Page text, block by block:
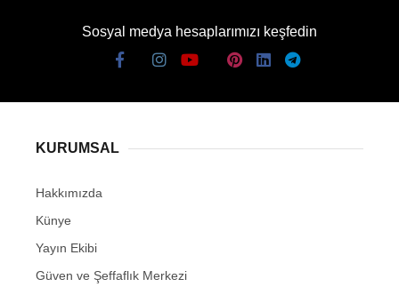
Sosyal medya hesaplarımızı keşfedin
KURUMSAL
Hakkımızda
Künye
Yayın Ekibi
Güven ve Şeffaflık Merkezi